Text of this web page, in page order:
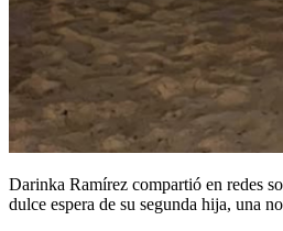
Darinka Ramírez compartió en redes
dulce espera de su segunda hija, una